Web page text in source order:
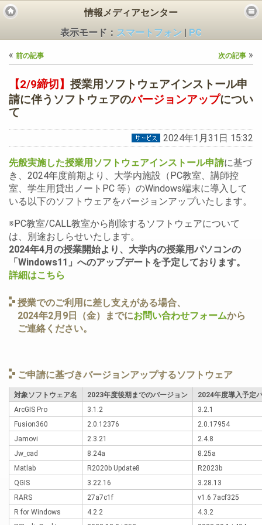
情報メディアセンター
表示モード： スマートフォン
PC
« 前の記事 次の記事 »
【2/9締切】 授業用ソフトウェアインストール申
請に伴うソフトウェアのバージョンアップについ
て
2024年1月31日 15:32
先般実施した授業用ソフトウェアインストール申請に基づ
き、2024年度前期より、大学内施設（PC教室、講師控
室、学生用貸出ノートPC 等）のWindows端末に導入して
いる以下のソフトウェアをバージョンアップいたします。
※PC教室/CALL教室から削除するソフトウェアについて
は、別途おしらせいたします。
2024年4月の授業開始より、大学内の授業用パソコンの
「Windows11」へのアップデートを予定しております。
詳細はこちら
授業でのご利用に差し支えがある場合、
2024年2月9日（金）までにお問い合わせフォームから
ご連絡ください。
ご申請に基づきバージョンアップするソフトウェア
対象ソフトウェア名 2023年度後期までのバージョン
2024年度導入予定
ArcGIS Pro
3.1.2
3.2.1
Fusion360
2.0.12376
2.0.17954
Jamovi
2.3.21
2.4.8
Jw_cad
8.24a
8.25a
Matlab
R2020b Update8
R2023b
QGIS
3.22.16
3.28.13
RARS
27a7c1f
v1.6 7acf325
R for Windows
4.2.2
4.3.2